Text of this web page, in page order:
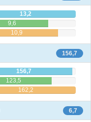
13,2
9,6
10,9
156,7
156,7
123,5
162,2
6,7